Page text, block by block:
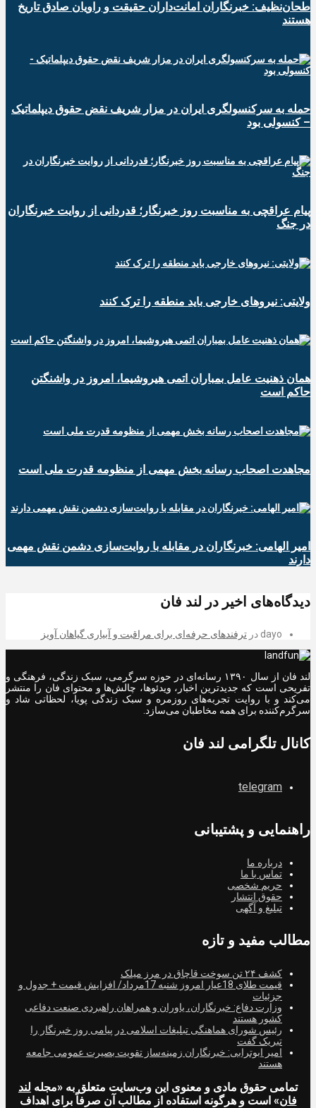
طحان‌نظیف: خبرنگاران امانت‌داران حقیقت و راویان صادق تاریخ‌
هستند
حمله به سرکنسولگری ایران در مزار شریف نقض حقوق دیپلماتیک
– کنسولی بود
پیام عراقچی به مناسبت روز خبرنگار؛ قدردانی از روایت خبرنگاران
در جنگ
ولایتی: نیروهای خارجی باید منطقه را ترک کنند
همان ذهنیت عامل بمباران اتمی هیروشیما، امروز در واشنگتن
حاکم است
مجاهدت اصحاب رسانه بخش مهمی از منظومه قدرت ملی است
امیر الهامی: خبرنگاران در مقابله با روایت‌سازی دشمن نقش مهمی
دارند
دیدگاه‌های اخیر در لند فان
dayo در ترفندهای حرفه‌ای برای مراقبت و آبیاری گیاهان آویز
لند فان از سال ۱۳۹۰ رسانه‌ای در حوزه سرگرمی، سبک زندگی، فرهنگی و
تفریحی است که جدیدترین اخبار، ویدئوها، چالش‌ها و محتوای فان را منتشر
می‌کند و با روایت تجربه‌های روزمره و سبک زندگی پویا، لحظاتی شاد و
سرگرم‌کننده برای همه مخاطبان می‌سازد.
کانال تلگرامی لند فان
telegram
راهنمایی و پشتیبانی
درباره ما
تماس با ما
حریم شخصی
حقوق انتشار
تبلیغ و آگهی
مطالب مفید و تازه
کشف ۲۴ تن سوخت قاچاق در مرز میلک
قیمت طلای 18عیار امروز شنبه 17مرداد/ افزایش قیمت + جدول و
جزئیات
وزارت دفاع: خبرنگاران، یاوران و همراهان راهبردی صنعت دفاعی
کشور هستند
رئیس شورای هماهنگی تبلیغات اسلامی در پیامی روز خبرنگار را
تبریک گفت
امیر ابوترابی: خبرنگاران زمینه‌ساز تقویت بصیرت عمومی جامعه
هستند
تمامی حقوق مادی و معنوی این وب‌سایت متعلق به «مجله لند
فان» است و هرگونه استفاده از مطالب آن صرفاً برای اهداف